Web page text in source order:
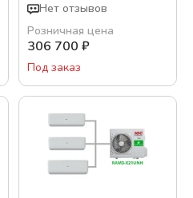
Нет отзывов
Розничная цена
306 700 ₽
Под заказ